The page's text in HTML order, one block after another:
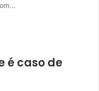
é caso de